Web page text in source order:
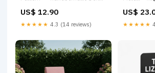
US$ 12.90
★★★★★ 4.3 (14 reviews)
Version:3er
US$
★★★★★